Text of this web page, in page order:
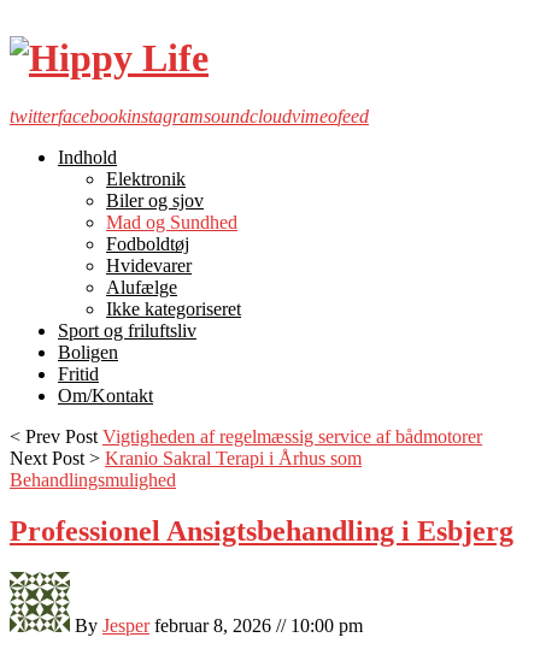
twitterfacebookinstagramsoundcloudvimeofeed
Indhold
Elektronik
Biler og sjov
Mad og Sundhed
Fodboldtøj
Hvidevarer
Alufælge
Ikke kategoriseret
Sport og friluftsliv
Boligen
Fritid
Om/Kontakt
< Prev Post Vigtigheden af regelmæssig service af bådmotorer
Next Post > Kranio Sakral Terapi i Århus som
Behandlingsmulighed
Professionel Ansigtsbehandling i Esbjerg
By Jesper februar 8, 2026 // 10:00 pm